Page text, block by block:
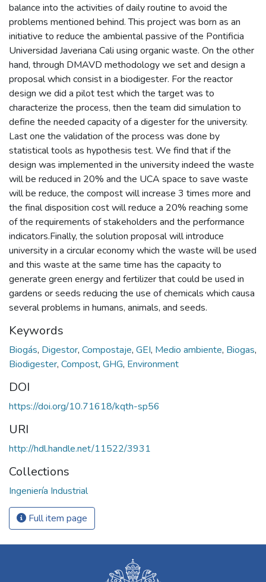
balance into the activities of daily routine to avoid the
problems mentioned behind. This project was born as an
initiative to reduce the ambiental passive of the Pontificia
Universidad Javeriana Cali using organic waste. On the other
hand, through DMAVD methodology we set and design a
proposal which consist in a biodigester. For the reactor
design we did a pilot test which the target was to
characterize the process, then the team did simulation to
define the needed capacity of a digester for the university.
Last one the validation of the process was done by
statistical tools as hypothesis test. We find that if the
design was implemented in the university indeed the waste
will be reduced in 20% and the UCA space to save waste
will be reduce, the compost will increase 3 times more and
the final disposition cost will reduce a 20% reaching some
of the requirements of stakeholders and the performance
indicators.Finally, the solution proposal will introduce
university in a circular economy which the waste will be used
and this waste at the same time has the capacity to
generate green energy and fertilizer that could be used in
gardens or seeds reducing the use of chemicals which causa
several problems in humans, animals, and seeds.
Keywords
Biogás, Digestor, Compostaje, GEI, Medio ambiente, Biogas,
Biodigester, Compost, GHG, Environment
DOI
https://doi.org/10.71618/kqth-sp56
URI
http://hdl.handle.net/11522/3931
Collections
Ingeniería Industrial
Full item page